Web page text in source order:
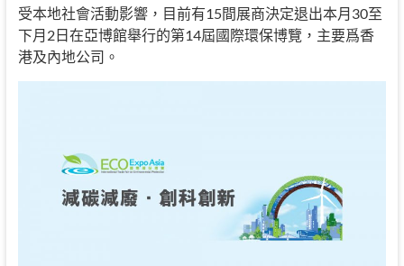
受本地社會活動影響，目前有15間展商決定退出本月30至
下月2日在亞博館舉行的第14屆國際環保博覽，主要爲香
港及內地公司。